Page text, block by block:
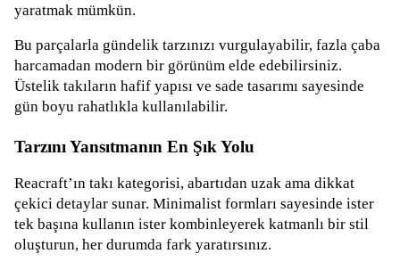
yaratmak mümkün.
Bu parçalarla gündelik tarzınızı vurgulayabilir, fazla çaba
harcamadan modern bir görünüm elde edebilirsiniz.
Üstelik takıların hafif yapısı ve sade tasarımı sayesinde
gün boyu rahatlıkla kullanılabilir.
Tarzını Yansıtmanın En Şık Yolu
Reacraft’ın takı kategorisi, abartıdan uzak ama dikkat
çekici detaylar sunar. Minimalist formları sayesinde ister
tek başına kullanın ister kombinleyerek katmanlı bir stil
oluşturun, her durumda fark yaratırsınız.